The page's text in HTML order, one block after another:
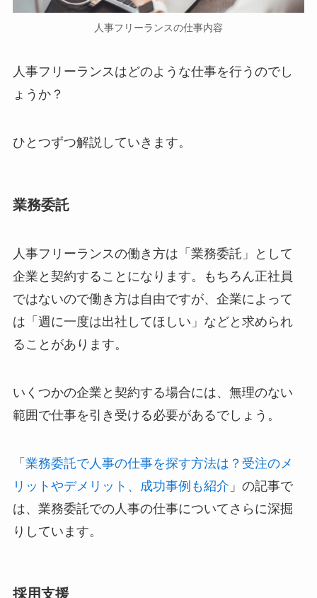
人事フリーランスの仕事内容
人事フリーランスはどのような仕事を行うのでし
ょうか？
ひとつずつ解説していきます。
業務委託
人事フリーランスの働き方は「業務委託」として
企業と契約することになります。もちろん正社員
ではないので働き方は自由ですが、企業によって
は「週に一度は出社してほしい」などと求められ
ることがあります。
いくつかの企業と契約する場合には、無理のない
範囲で仕事を引き受ける必要があるでしょう。
「 業務委託で人事の仕事を探す方法は？受注のメ
リットやデメリット、成功事例も紹介 」の記事で
は、業務委託での人事の仕事についてさらに深掘
りしています。
採用支援